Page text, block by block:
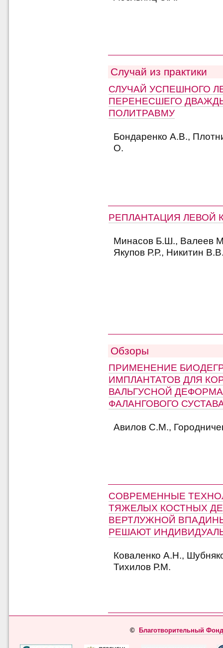
Случай из практики
СЛУЧАЙ УСПЕШНОГО
ПЕРЕНЕСШЕГО
ПОЛИТРАВМУ
Бондаренко А.В.,
О.
РЕПЛАНТАЦИЯ ЛЕВОЙ
Минасов Б.Ш., Валеев
Якупов Р.Р., Никитин
Обзоры
ПРИМЕНЕНИЕ
ИМПЛАНТАТОВ ДЛЯ
ВАЛЬГУСНОЙ
ФАЛАНГОВОГО
Авилов С.М.,
СОВРЕМЕННЫЕ
ТЯЖЕЛЫХ КОСТНЫХ
ВЕРТЛУЖНОЙ
РЕШАЮТ
Коваленко А.Н.,
Тихилов Р.М.
© Благотворительный